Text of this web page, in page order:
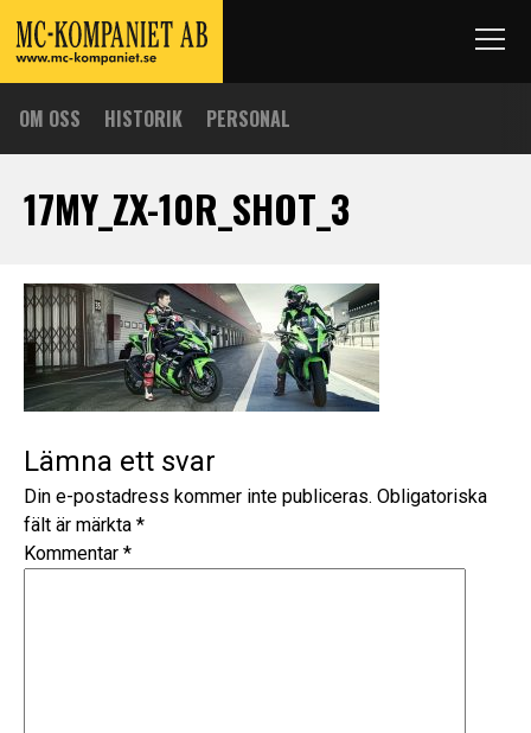
OM OSS HISTORIK PERSONAL
17MY_ZX-10R_SHOT_3
Lämna ett svar
Din e-postadress kommer inte publiceras. Obligatoriska
fält är märkta *
Kommentar *